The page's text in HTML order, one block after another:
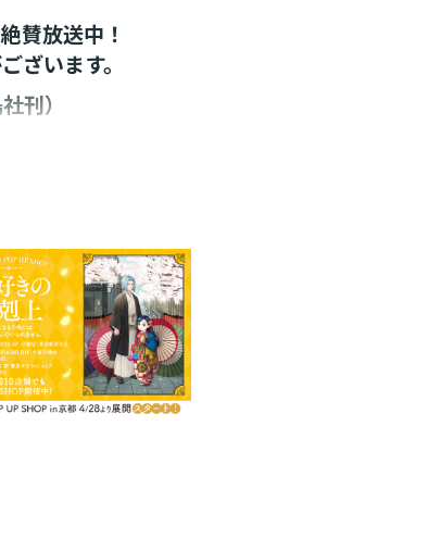
賛放送中！
ざいます。
刊）
含む）
ッツとの契約魔術の解
くことにショックを受け
れぞれの想いを胸に自